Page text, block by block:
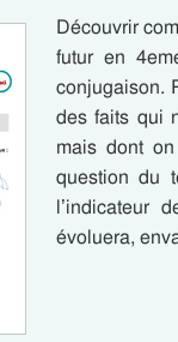
Découvrir
futur en
conjugaison.
des faits qui
mais dont
question du
l’indicateur
évoluera,